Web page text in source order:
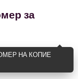
за
НА КОПИЕ